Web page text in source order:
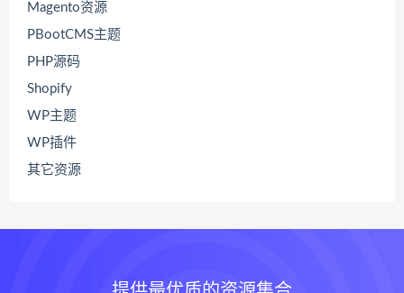
Magento资源
PBootCMS主题
PHP源码
Shopify
WP主题
WP插件
其它资源